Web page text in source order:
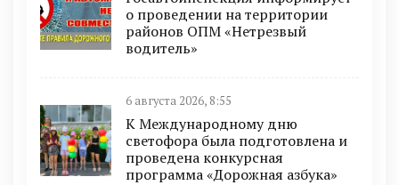
о проведении на территории
районов ОПМ «Нетрезвый
водитель»
6 августа 2026, 8:55
К Международному дню
светофора была подготовлена и
проведена конкурсная
программа «Дорожная азбука»